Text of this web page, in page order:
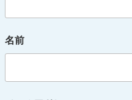
名前